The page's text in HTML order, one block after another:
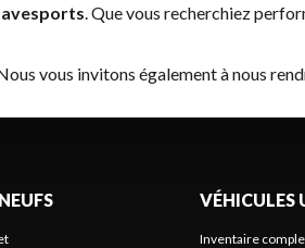
. Que vous recherchiez
vous invitons également à nous
VÉHICULES
Inventaire